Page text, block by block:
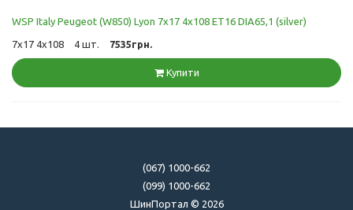
WSP Italy Peugeot (W850) Lyon 7x17 4x108 ET16 DIA65,1 (silver)
7x17 4x108 4 шт. 7535грн.
Купити
(067) 1000-662
(099) 1000-662
ШинПортал © 2026